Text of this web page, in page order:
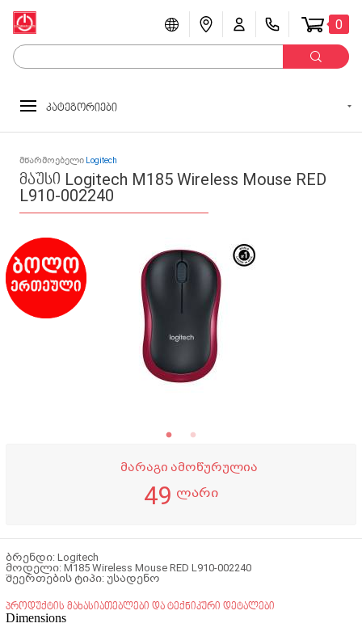
0
კატეგორიები
მწარმოებელი Logitech
მაუსი Logitech M185 Wireless Mouse RED
L910-002240
მარაგი ამოწურულია
49 ლარი
ბრენდი: Logitech
მოდელი: M185 Wireless Mouse RED L910-002240
შეერთების ტიპი: უსადენო
პროდუქტის მახასიათებლები და ტექნიკური დეტალები
Dimensions